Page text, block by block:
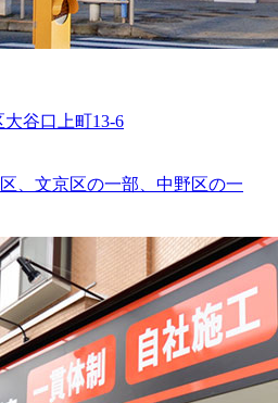
谷口上町13-6
、文京区の一部、中野区の一